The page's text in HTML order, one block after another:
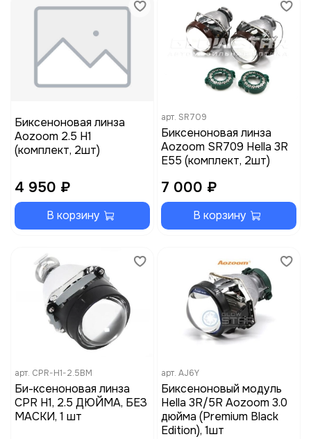
Биксеноновая линза
Aozoom 2.5 H1
(комплект, 2шт)
4 950 ₽
В корзину
арт. SR709
Биксеноновая линза
Aozoom SR709 Hella 3R
E55 (комплект, 2шт)
7 000 ₽
В корзину
арт. CPR-H1-2.5BM
Би-ксеноновая линза
CPR H1, 2.5 ДЮЙМА, БЕЗ
МАСКИ, 1 шт
арт. AJ6Y
Биксеноновый модуль
Hella 3R/5R Aozoom 3.0
дюйма (Premium Black
Edition), 1шт